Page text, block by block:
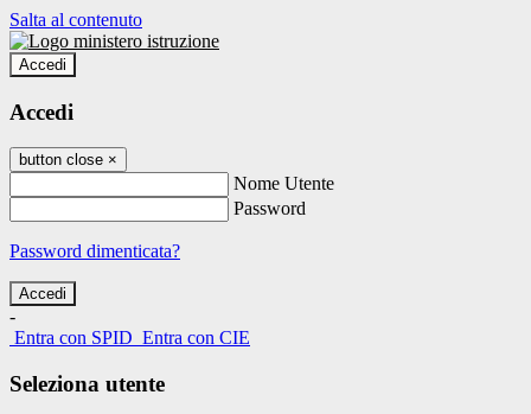
Salta al contenuto
Accedi
Accedi
button close ×
Nome Utente
Password
Password dimenticata?
-
Entra con SPID Entra con CIE
Seleziona utente